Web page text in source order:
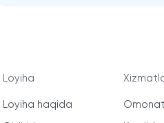
Loyiha
Loyiha haqida